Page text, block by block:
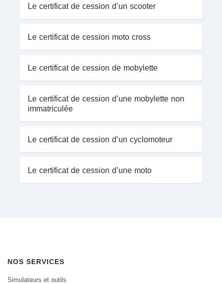
Le certificat de cession d’un scooter
Le certificat de cession moto cross
Le certificat de cession de mobylette
Le certificat de cession d’une mobylette non
immatriculée
Le certificat de cession d’un cyclomoteur
Le certificat de cession d’une moto
NOS SERVICES
Simulateurs et outils